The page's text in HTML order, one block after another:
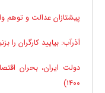
پیشتازان عدالت و توهم
آذرآب: بیایید کارگران را
۱۴۰۰)